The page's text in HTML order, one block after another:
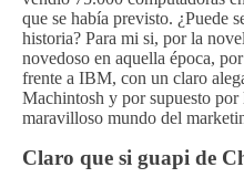
que se había previsto. ¿Puede
historia? Para mi si, por la
novedoso en aquella época,
frente a IBM, con un claro
Machintosh y por supuesto
maravilloso mundo del
Claro que si guapi de